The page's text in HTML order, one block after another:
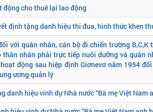
động cho thuê lại lao động
định tặng danh hiệu thi đua, hình thức khen
với quân nhân, cán bộ đi chiến trường
thân nhân phải trực tiếp nuôi dưỡng và quân
động sau hiệp định Giơnevơ năm 1954
ương quản lý
danh hiệu vinh dự Nhà nước “Bà mẹ Việt Nam